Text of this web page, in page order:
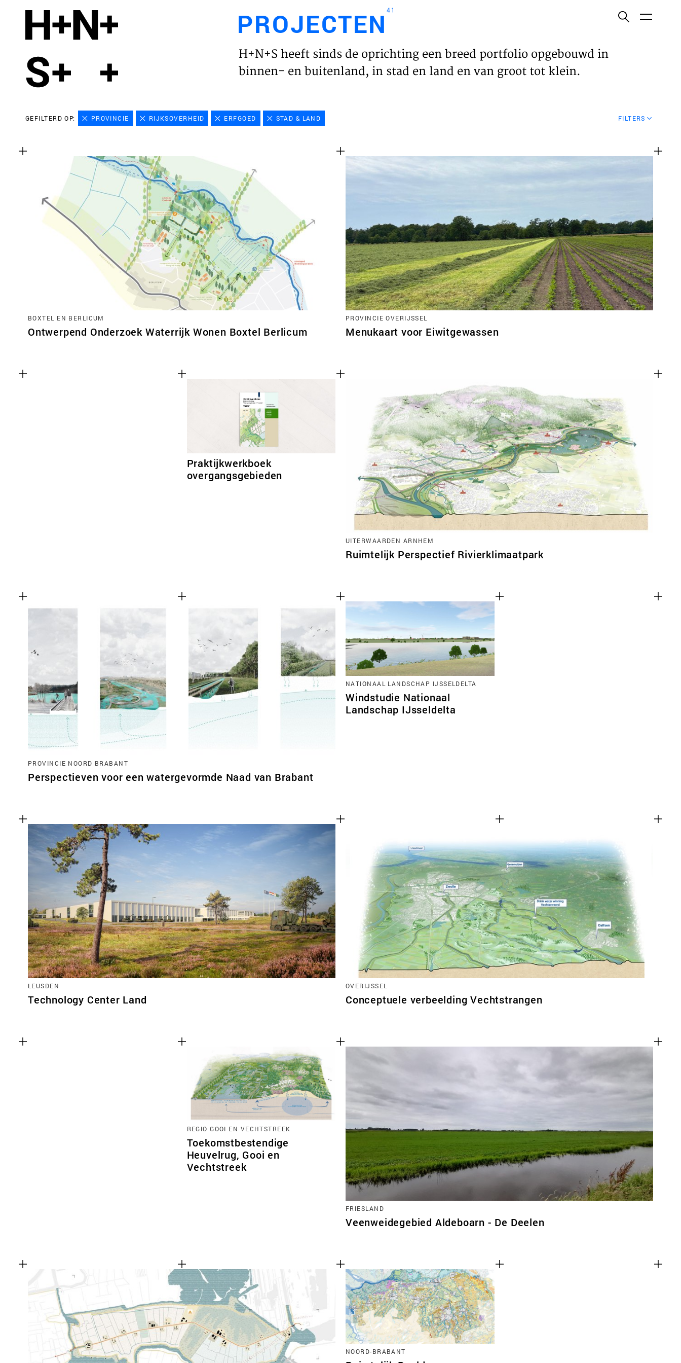
HOME
VISIE
NIEUWS
TEAM
CONTACT
PROJECTEN 41
H+N+S heeft sinds de oprichting een breed portfolio opgebouwd in
binnen- en buitenland, in stad en land en van groot tot klein.
GEFILTERD OP: PROVINCIE RIJKSOVERHEID ERFGOED STAD & LAND FILTERS
BOXTEL EN BERLICUM
Ontwerpend Onderzoek Waterrijk Wonen Boxtel Berlicum
PROVINCIE OVERIJSSEL
Menukaart voor Eiwitgewassen
Praktijkwerkboek
overgangsgebieden
UITERWAARDEN ARNHEM
Ruimtelijk Perspectief Rivierklimaatpark
PROVINCIE NOORD BRABANT
Perspectieven voor een watergevormde Naad van Brabant
NATIONAAL LANDSCHAP IJSSELDELTA
Windstudie Nationaal
Landschap IJsseldelta
LEUSDEN
Technology Center Land
OVERIJSSEL
Conceptuele verbeelding Vechtstrangen
REGIO GOOI EN VECHTSTREEK
Toekomstbestendige
Heuvelrug, Gooi en
Vechtstreek
FRIESLAND
Veenweidegebied Aldeboarn - De Deelen
NOORD-BRABANT